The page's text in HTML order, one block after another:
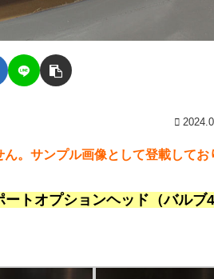
。サンプル画像として登載してお
トオプションヘッド（バルブ